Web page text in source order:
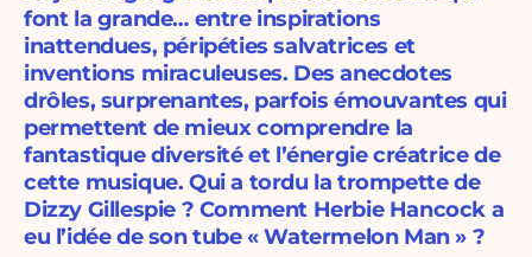
font la grande… entre inspirations
inattendues, péripéties salvatrices et
inventions miraculeuses. Des anecdotes
drôles, surprenantes, parfois émouvantes qui
permettent de mieux comprendre la
fantastique diversité et l’énergie créatrice de
cette musique. Qui a tordu la trompette de
Dizzy Gillespie ? Comment Herbie Hancock a
eu l’idée de son tube « Watermelon Man » ?